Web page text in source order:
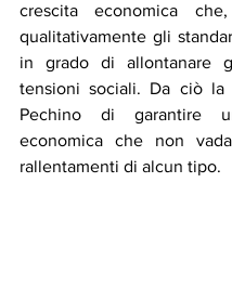
crescita economica
qualitativamente gli
in grado di allontanare
tensioni sociali. Da ciò la
Pechino di garantire
economica che non
rallentamenti di alcun tipo.